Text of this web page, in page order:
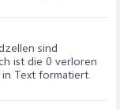
sind
ist die 0 verloren
Text formatiert.